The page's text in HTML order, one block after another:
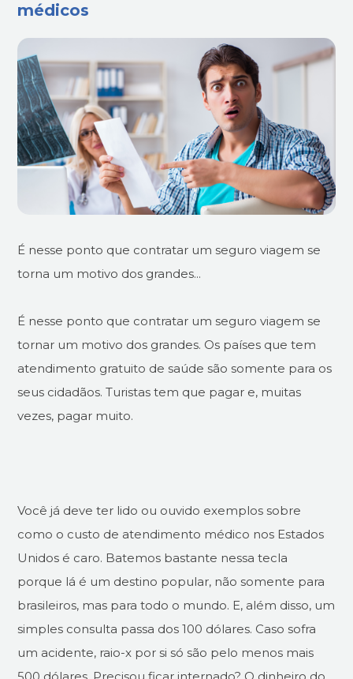
médicos
É nesse ponto que contratar um seguro viagem se
torna um motivo dos grandes...
É nesse ponto que contratar um seguro viagem se
tornar um motivo dos grandes. Os países que tem
atendimento gratuito de saúde são somente para os
seus cidadãos. Turistas tem que pagar e, muitas
vezes, pagar muito.
Você já deve ter lido ou ouvido exemplos sobre
como o custo de atendimento médico nos Estados
Unidos é caro. Batemos bastante nessa tecla
porque lá é um destino popular, não somente para
brasileiros, mas para todo o mundo. E, além disso, um
simples consulta passa dos 100 dólares. Caso sofra
um acidente, raio-x por si só são pelo menos mais